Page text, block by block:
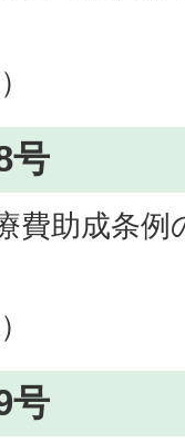
号
費助成条
号